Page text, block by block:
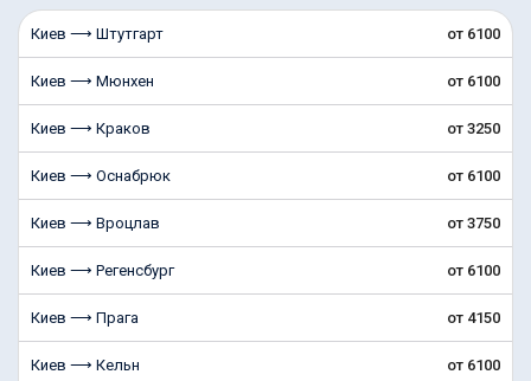
Киев ⟶ Штутгарт от 6100
Киев ⟶ Мюнхен от 6100
Киев ⟶ Краков от 3250
Киев ⟶ Оснабрюк от 6100
Киев ⟶ Вроцлав от 3750
Киев ⟶ Регенсбург от 6100
Киев ⟶ Прага от 4150
Киев ⟶ Кельн от 6100